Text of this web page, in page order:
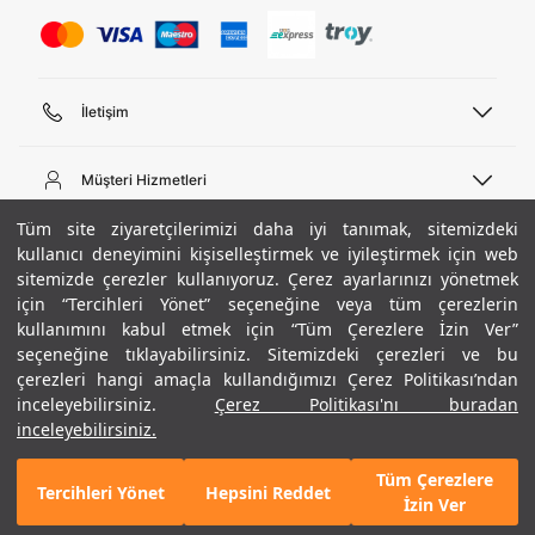
Tüm site ziyaretçilerimizi daha iyi tanımak, sitemizdeki
kullanıcı deneyimini kişiselleştirmek ve iyileştirmek için web
sitemizde çerezler kullanıyoruz. Çerez ayarlarınızı yönetmek
için “Tercihleri Yönet” seçeneğine veya tüm çerezlerin
kullanımını kabul etmek için “Tüm Çerezlere İzin Ver”
seçeneğine tıklayabilirsiniz. Sitemizdeki çerezleri ve bu
çerezleri hangi amaçla kullandığımızı Çerez Politikası’ndan
inceleyebilirsiniz.
Çerez Politikası'nı buradan
inceleyebilirsiniz.
Tercihleri Yönet Hepsini Reddet
Tüm Çerezlere
İzin Ver
+ 3 Renk
6.990 TL
%40
SEPETE EKLE
İletişim
444 02 00
Pazartesi - Cuma 09:00 - 18:00
E-posta
bilgi@underarmour.com
Müşteri Hizmetleri
Sipariş Sorgulama
Bize Ulaşın
Teslimat Bilgileri
İşlem Rehberi
İade ve Değişimler
Sıkça Sorulan Sorular
Beden Rehberi
Site Haritası
Hakkımızda
Ticari Bilgiler
Hükümler ve Koşullar
Gizlilik Politikası
Çerez Politikası
Kariyer
ETBİS
UA Sosyal Medya
Instagram
Facebook
Twitter
Popüler Kategoriler
Erkek Basketbol Ayakkabısı
Çocuk Basketbol Ayakkabısı
Erkek Eşofman